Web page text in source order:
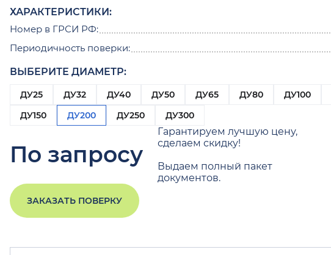
ХАРАКТЕРИСТИКИ:
Номер в ГРСИ РФ:
Периодичность поверки:
ВЫБЕРИТЕ ДИАМЕТР:
ДУ25 ДУ32 ДУ40 ДУ50 ДУ65 ДУ80 ДУ100
ДУ150
ДУ200 ДУ250 ДУ300
По запросу
Гарантируем лучшую цену,
сделаем скидку!
Выдаем полный пакет
документов.
ЗАКАЗАТЬ ПОВЕРКУ